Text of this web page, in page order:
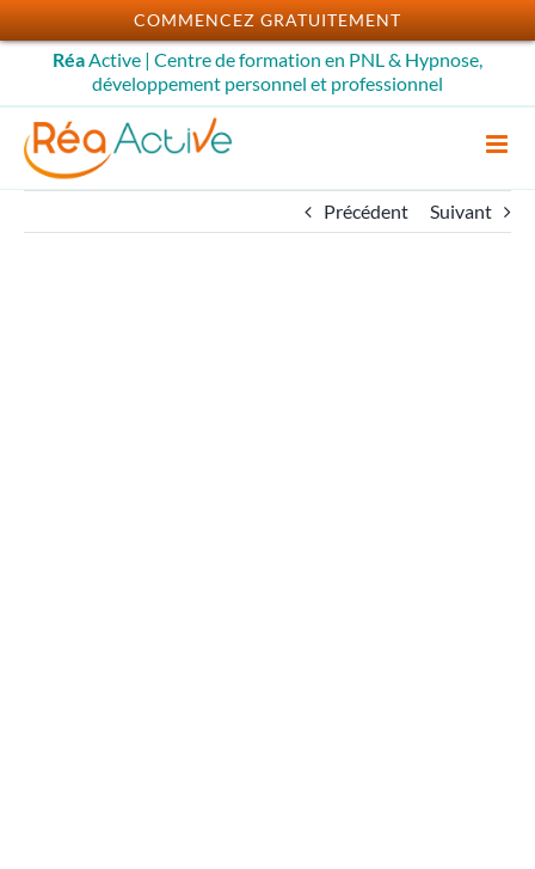
Passer
au
contenu
RéaActive | Centre de formation en PNL & Hypnose,
développement personnel et professionnel
Précédent Suivant
COMMENCEZ GRATUITEMENT